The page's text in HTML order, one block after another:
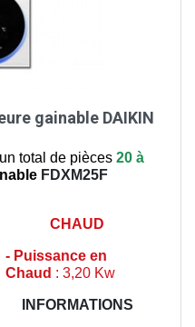
gainable DAIKIN
total de pièces 20 à
FDXM25F
CHAUD
- Puissance en
Chaud : 3,20 Kw
INFORMATIONS